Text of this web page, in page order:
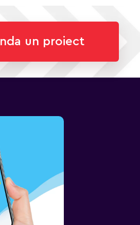
un proiect